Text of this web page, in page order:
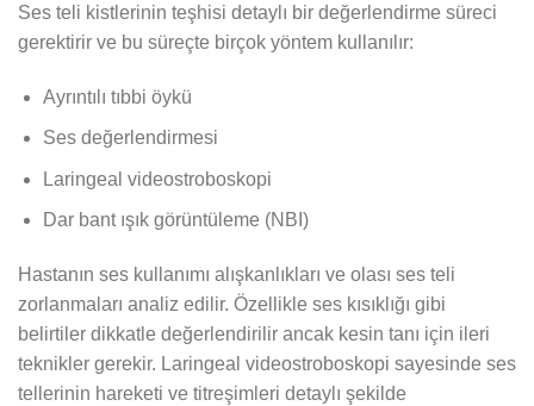
Ses teli kistlerinin teşhisi detaylı bir değerlendirme süreci
gerektirir ve bu süreçte birçok yöntem kullanılır:
Ayrıntılı tıbbi öykü
Ses değerlendirmesi
Laringeal videostroboskopi
Dar bant ışık görüntüleme (NBI)
Hastanın ses kullanımı alışkanlıkları ve olası ses teli
zorlanmaları analiz edilir. Özellikle ses kısıklığı gibi
belirtiler dikkatle değerlendirilir ancak kesin tanı için ileri
teknikler gerekir. Laringeal videostroboskopi sayesinde ses
tellerinin hareketi ve titreşimleri detaylı şekilde